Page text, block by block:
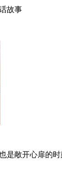
故事
是敞开心扉的时